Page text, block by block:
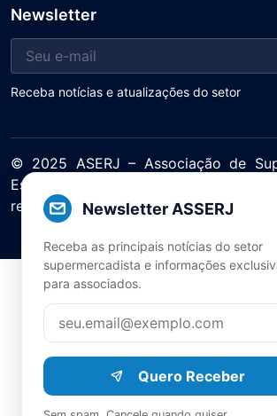
Newsletter ASSERJ
Receba as principais notícias do setor
supermercadista e informações
para associados.
Quero Receber
Newsletter
Receba notícias e atualizações do setor
© 2025 ASERJ – Associação de
Estado do Rio de Janeiro.
reservados.